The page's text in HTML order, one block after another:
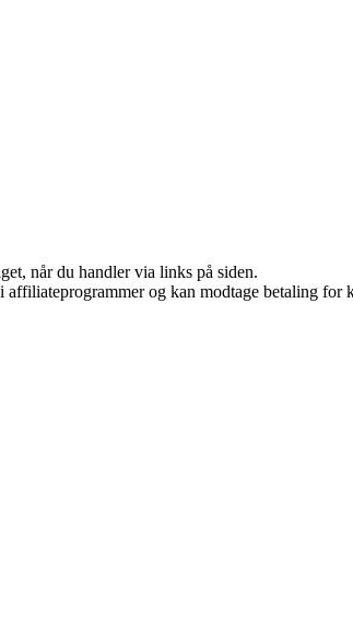
når du handler via links på siden.
og kan modtage betaling